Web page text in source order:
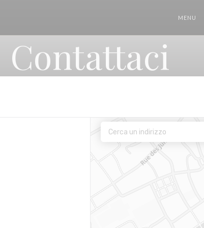
MENU
Contattaci